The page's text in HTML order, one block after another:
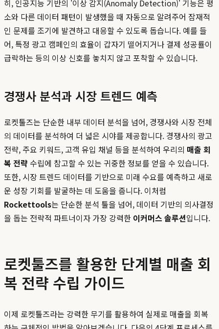
히, 인공지능 기반의 '이상 감지(Anomaly Detection)' 기능은 평
소와 다른 데이터 패턴이 발생했을 때 자동으로 알려주어 잠재적
인 문제를 조기에 발견하고 대응할 수 있도록 돕습니다. 예를 들
어, 특정 광고 캠페인의 효율이 갑자기 떨어지거나 결제 성공률이
급락하는 등의 이상 신호를 놓치지 않고 포착할 수 있습니다.
경쟁사 분석과 시장 트렌드 예측
로켓툴즈는 단순한 내부 데이터 분석을 넘어, 경쟁사와 시장 전체
의 데이터를 분석하여 더 넓은 시야를 제공합니다. 경쟁사의 광고
전략, 주요 키워드, 고객 유입 채널 등을 분석하여 우리의 매출 회
복 전략 수립에 참고할 수 있는 귀중한 정보를 얻을 수 있습니다.
또한, 시장 트렌드 데이터를 기반으로 미래 수요를 예측하고 새로
운 성장 기회를 발굴하는 데 도움을 줍니다. 이처럼
Rockettools는 단순한 분석 툴을 넘어, 데이터 기반의 의사결정
을 돕는 전략적 파트너이자 가장 강력한 이커머스 솔루션입니다.
로켓툴즈를 활용한 단계별 매출 회
복 전략 수립 가이드
이제 로켓툴즈라는 강력한 무기를 활용하여 실제로 매출을 회복